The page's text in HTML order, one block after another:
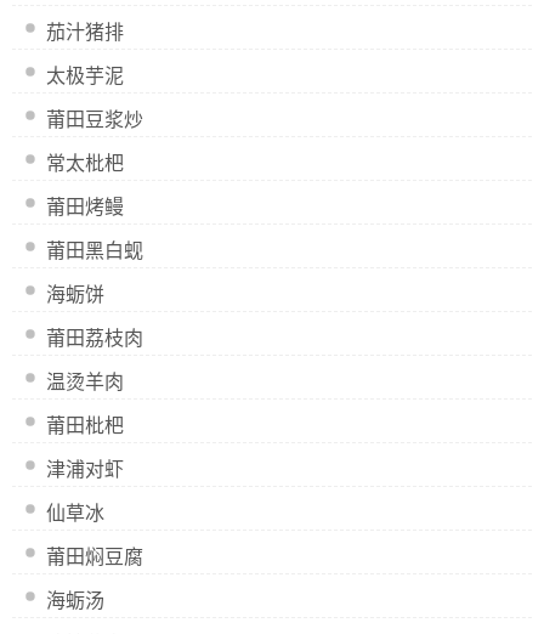
茄汁猪排
太极芋泥
莆田豆浆炒
常太枇杷
莆田烤鳗
莆田黑白蚬
海蛎饼
莆田荔枝肉
温烫羊肉
莆田枇杷
津浦对虾
仙草冰
莆田焖豆腐
海蛎汤